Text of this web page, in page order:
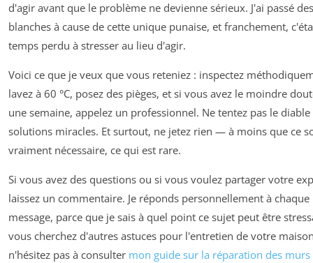
d'agir avant que le problème ne devienne sérieux. J'ai passé
blanches à cause de cette unique punaise, et franchement,
temps perdu à stresser au lieu d'agir.
Voici ce que je veux que vous reteniez : inspectez
lavez à 60 °C, posez des pièges, et si vous avez le moindre
une semaine, appelez un professionnel. Ne tentez pas le diable
solutions miracles. Et surtout, ne jetez rien — à moins que ce
vraiment nécessaire, ce qui est rare.
Si vous avez des questions ou si vous voulez partager votre
laissez un commentaire. Je réponds personnellement à chaque
message, parce que je sais à quel point ce sujet peut être
vous cherchez d'autres astuces pour l'entretien de votre
n'hésitez pas à consulter mon guide sur la réparation des murs